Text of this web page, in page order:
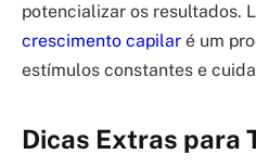
potencializar os resultados.
crescimento capilar é um
estímulos constantes e
Dicas Extras para